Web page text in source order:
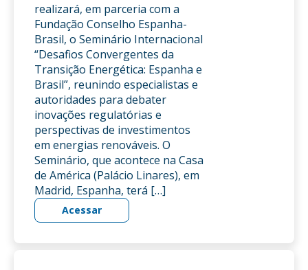
realizará, em parceria com a
Fundação Conselho Espanha-
Brasil, o Seminário Internacional
“Desafios Convergentes da
Transição Energética: Espanha e
Brasil”, reunindo especialistas e
autoridades para debater
inovações regulatórias e
perspectivas de investimentos
em energias renováveis. O
Seminário, que acontece na Casa
de América (Palácio Linares), em
Madrid, Espanha, terá […]
Acessar